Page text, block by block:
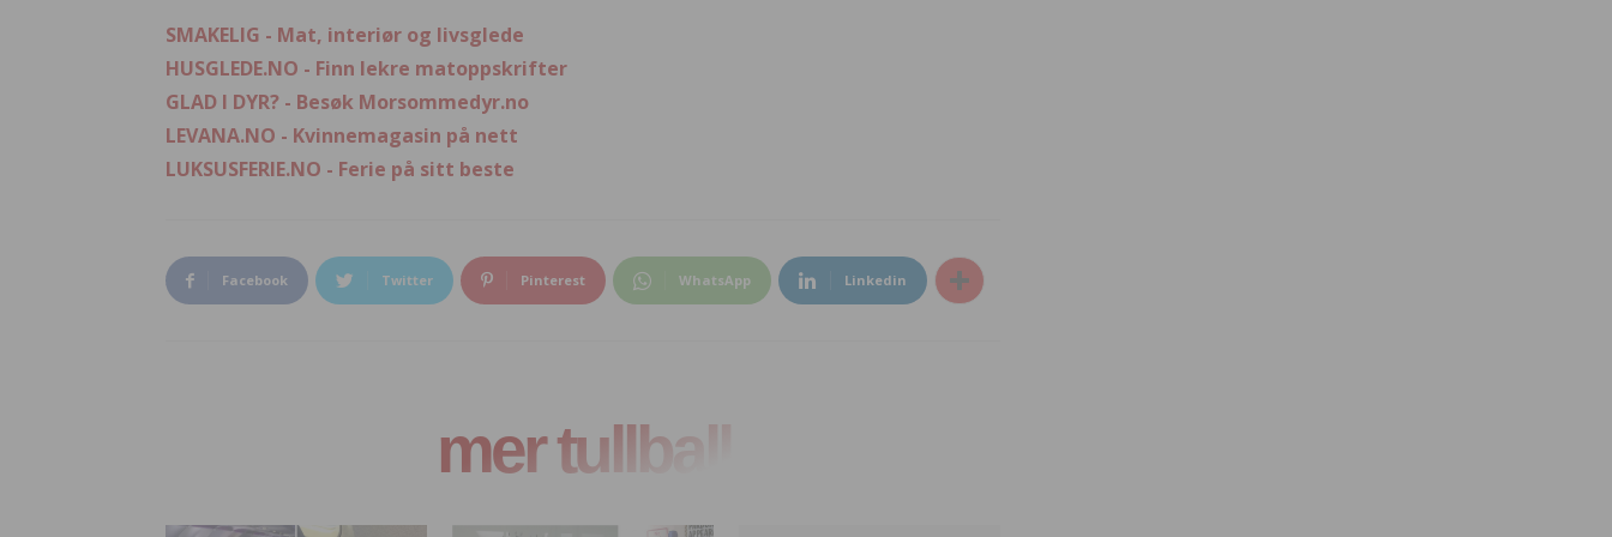
SMAKELIG - Mat, interiør og livsglede
HUSGLEDE.NO - Finn lekre matoppskrifter
GLAD I DYR? - Besøk Morsommedyr.no
LEVANA.NO - Kvinnemagasin på nett
LUKSUSFERIE.NO - Ferie på sitt beste
Facebook Twitter Pinterest WhatsApp Linkedin
mer tullball